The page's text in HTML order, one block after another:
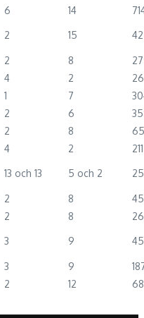
6 14
2 15
2 8
4 2
1 7
2 6
2 8
4 2 211
13 och 13 5 och 2
2 8
2 8
3 9
3 9
2 12